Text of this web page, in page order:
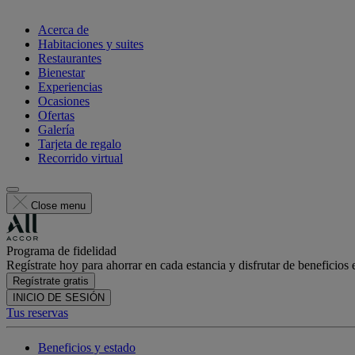
Acerca de
Habitaciones y suites
Restaurantes
Bienestar
Experiencias
Ocasiones
Ofertas
Galería
Tarjeta de regalo
Recorrido virtual
Close menu
Programa de fidelidad
Regístrate hoy para ahorrar en cada estancia y disfrutar de beneficios
Regístrate gratis
INICIO DE SESIÓN
Tus reservas
Beneficios y estado